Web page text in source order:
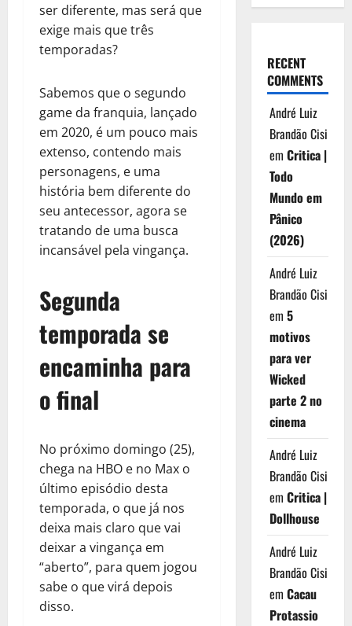
ser diferente, mas será que
exige mais que três
temporadas?
Sabemos que o segundo
game da franquia, lançado
em 2020, é um pouco mais
extenso, contendo mais
personagens, e uma
história bem diferente do
seu antecessor, agora se
tratando de uma busca
incansável pela vingança.
Segunda
temporada se
encaminha para
o final
No próximo domingo (25),
chega na HBO e no Max o
último episódio desta
temporada, o que já nos
deixa mais claro que vai
deixar a vingança em
“aberto”, para quem jogou
sabe o que virá depois
disso.
RECENT
COMMENTS
André Luiz
Brandão Cisi
em Critica |
Todo
Mundo em
Pânico
(2026)
André Luiz
Brandão Cisi
em 5
motivos
para ver
Wicked
parte 2 no
cinema
André Luiz
Brandão Cisi
em Critica |
Dollhouse
André Luiz
Brandão Cisi
em Cacau
Protassio